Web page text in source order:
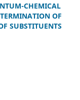
CHEMICAL
OF
SUBSTITUENTS